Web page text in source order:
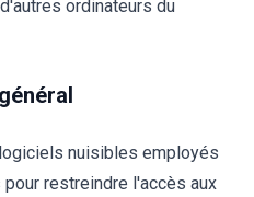
ordinateurs du
nuisibles employés
restreindre l'accès aux